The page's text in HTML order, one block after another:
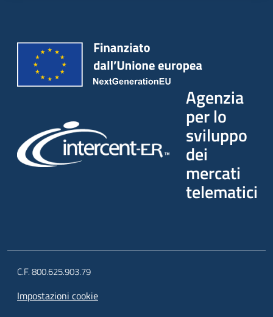
Agenzia
per lo
sviluppo
dei
mercati
telematici
C.F. 800.625.903.79
Impostazioni cookie